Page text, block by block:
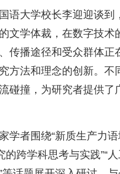
语大学校长李迎迎谈到
文学体裁，在数字技术
传播途径和受众群体正
方法和理念的创新。不
碰撞，为研究者提供了
学者围绕“新质生产力
的跨学科思考与实践”“